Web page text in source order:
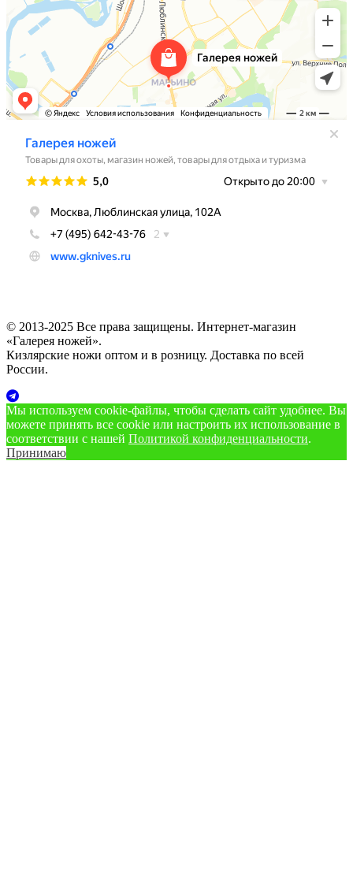
© 2013-2025 Все права защищены. Интернет-магазин
«Галерея ножей».
Кизлярские ножи оптом и в розницу. Доставка по всей
России.
Мы используем cookie‑файлы, чтобы сделать сайт удобнее. Вы
можете принять все cookie или настроить их использование в
соответствии с нашей Политикой конфиденциальности.
Принимаю